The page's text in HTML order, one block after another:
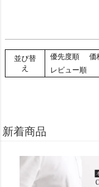
並び替
え
優先度順 価
レビュー順
新着商品